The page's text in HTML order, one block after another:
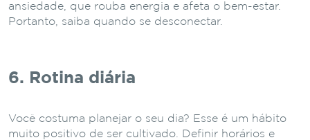
ansiedade, que rouba energia e afeta o bem-estar.
Portanto, saiba quando se desconectar.
6. Rotina diária
Você costuma planejar o seu dia? Esse é um hábito
muito positivo de ser cultivado. Definir horários e